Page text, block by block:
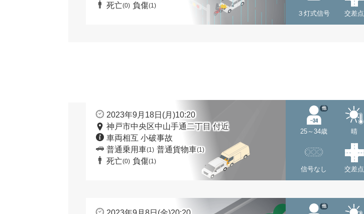
死亡(0) 負傷(1)
３灯式信号 交差点
2023年9月18日(月)10:20
神戸市中央区中山手通二丁目 付近
車両相互 小破事故
普通乗用車(1) 普通貨物車(1)
死亡(0) 負傷(1)
25～34歳
他
晴
信号なし 交差点
他